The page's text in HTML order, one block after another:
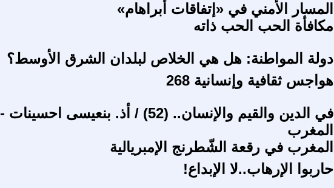
المسار الأمني في «إتفاقات أبراهام»
مكافأة الحب الحب ذاته
دولة المواطنة: هل هي الخلاص لبلدان الشرق الأوسط؟
هواجس ثقافية وإنسانية 268
في الدين والقيم والإنسان.. (52) / أذ. بنعيسى احسينات -
المغرب
المغرب في رقعة الشّطرنج الإمبريالية
حاربوا الإرهاب..لا الإبداع!